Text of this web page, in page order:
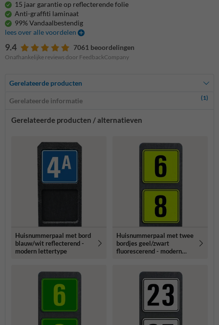
15 jaar garantie op reflecterende folie
Anti-graffiti laminaat
99% Vandaalbestendig
lees over alle voordelen
9.4 7061 beoordelingen
Onafhankelijke reviews door FeedbackCompany
Gerelateerde producten
Gerelateerde informatie (1)
Gerelateerde producten / alternatieven
Huisnummerpaal met bord
blauw/wit reflecterend -
modern lettertype
Huisnummerpaal met twee
bordjes geel/zwart
fluorescerend - modern